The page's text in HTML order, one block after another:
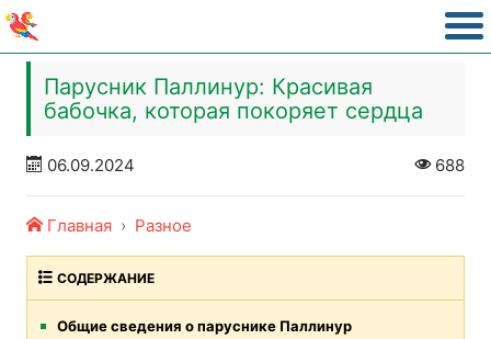
Парусник Паллинур: Красивая
бабочка, которая покоряет сердца
06.09.2024 688
Главная Разное
СОДЕРЖАНИЕ
Общие сведения о паруснике Паллинур